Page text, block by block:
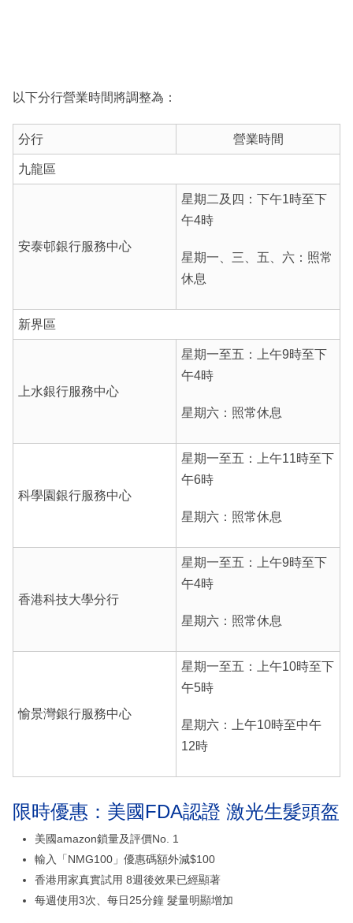
以下分行營業時間將調整為：
分行 營業時間
九龍區
安泰邨銀行服務中心
星期二及四：下午1時至下
午4時
星期一、三、五、六：照常
休息
新界區
上水銀行服務中心
星期一至五：上午9時至下
午4時
星期六：照常休息
科學園銀行服務中心
星期一至五：上午11時至下
午6時
星期六：照常休息
香港科技大學分行
星期一至五：上午9時至下
午4時
星期六：照常休息
愉景灣銀行服務中心
星期一至五：上午10時至下
午5時
星期六：上午10時至中午
12時
限時優惠：美國FDA認證 激光生髮頭盔
美國amazon鎖量及評價No. 1
輸入「NMG100」優惠碼額外減$100
香港用家真實試用 8週後效果已經顯著
每週使用3次、每日25分鐘 髮量明顯增加